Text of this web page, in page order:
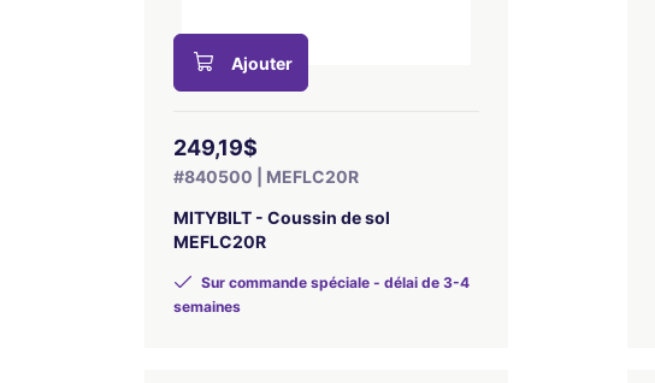
Ajouter
249,19$
#840500 | MEFLC20R
MITYBILT - Coussin de sol
MEFLC20R
Sur commande spéciale - délai de 3-4
semaines